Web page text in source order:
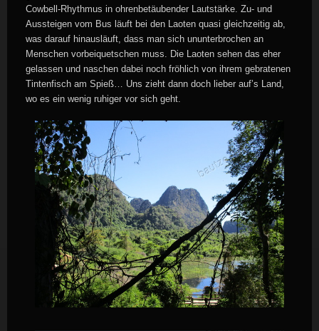
Cowbell-Rhythmus in ohrenbetäubender Lautstärke. Zu- und
Aussteigen vom Bus läuft bei den Laoten quasi gleichzeitig ab,
was darauf hinausläuft, dass man sich ununterbrochen an
Menschen vorbeiquetschen muss. Die Laoten sehen das eher
gelassen und naschen dabei noch fröhlich von ihrem gebratenen
Tintenfisch am Spieß… Uns zieht dann doch lieber auf’s Land,
wo es ein wenig ruhiger vor sich geht.